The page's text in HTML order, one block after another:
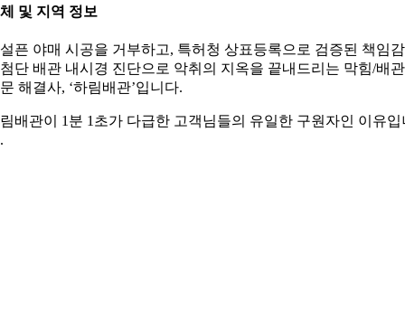
및 지역 정보
픈 야매 시공을 거부하고, 특허청 상표등록으로 검증된 책임
단 배관 내시경 진단으로 악취의 지옥을 끝내드리는 막힘/배관
해결사, ‘하림배관’입니다.
배관이 1분 1초가 다급한 고객님들의 유일한 구원자인 이유입